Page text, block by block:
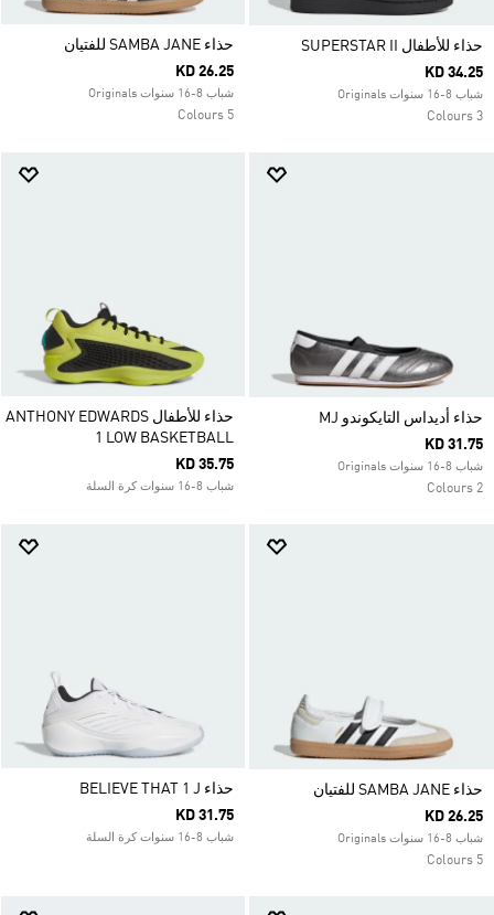
حذاء للأطفال SUPERSTAR II
KD 34.25
شباب 8-16 سنوات Originals
3 Colours
حذاء SAMBA JANE للفتيان
KD 26.25
شباب 8-16 سنوات Originals
5 Colours
حذاء أديداس التايكوندو MJ
KD 31.75
شباب 8-16 سنوات Originals
2 Colours
حذاء للأطفال ANTHONY EDWARDS
1 LOW BASKETBALL
KD 35.75
شباب 8-16 سنوات كرة السلة
حذاء SAMBA JANE للفتيان
KD 26.25
شباب 8-16 سنوات Originals
5 Colours
حذاء BELIEVE THAT 1 J
KD 31.75
شباب 8-16 سنوات كرة السلة